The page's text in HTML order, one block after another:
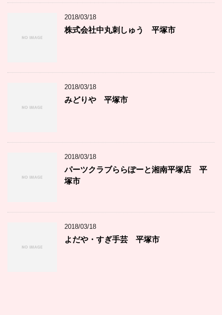
2018/03/18
株式会社中丸刺しゅう 平塚市
2018/03/18
みどりや 平塚市
2018/03/18
パーツクラブららぽーと湘南平塚店 平
塚市
2018/03/18
よだや・すぎ手芸 平塚市